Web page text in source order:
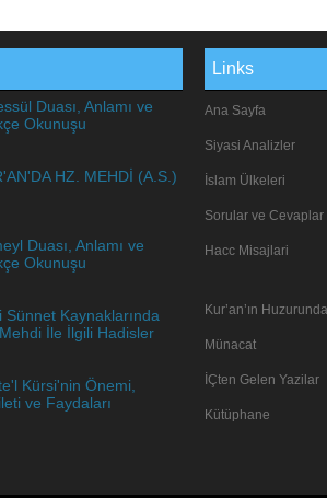
Duası, Anlamı ve
Okunuşu
HZ. MEHDİ (A.S.)
Duası, Anlamı ve
Okunuşu
Sünnet Kaynaklarında
İle İlgili Hadisler
Kürsi'nin Önemi,
ve Faydaları
Links
Ana Sayfa
Siyasi Analizler
İslam Ülkeleri
Sorular ve Cevaplar
Hacc Misajlari
Kur’an’ın Huzurunda
Münacat
İÇten Gelen Yazilar
Kütüphane